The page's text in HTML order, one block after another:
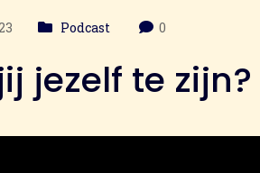
Podcast 0
jezelf te zijn?